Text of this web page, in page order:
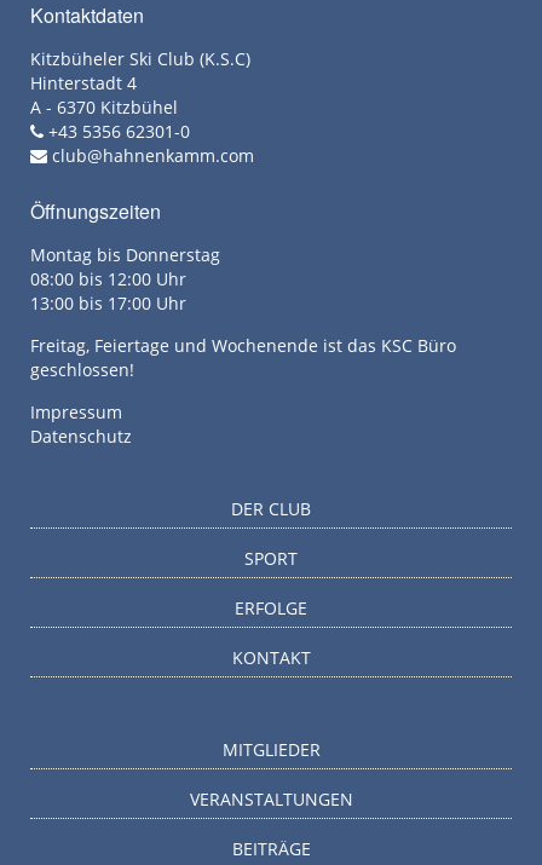
Kontaktdaten
Kitzbüheler Ski Club (K.S.C)
Hinterstadt 4
A - 6370 Kitzbühel
+43 5356 62301-0
club@hahnenkamm.com
Öffnungszeiten
Montag bis Donnerstag
08:00 bis 12:00 Uhr
13:00 bis 17:00 Uhr
Freitag, Feiertage und Wochenende ist das KSC Büro
geschlossen!
Impressum
Datenschutz
DER CLUB
SPORT
ERFOLGE
KONTAKT
MITGLIEDER
VERANSTALTUNGEN
BEITRÄGE